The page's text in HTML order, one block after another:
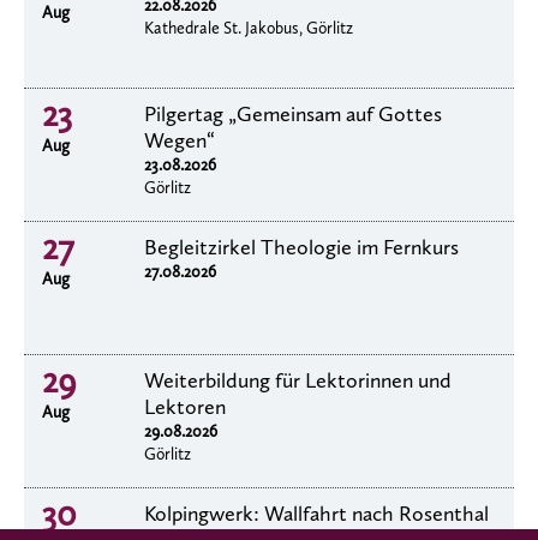
Aug
22.08.2026
Kathedrale St. Jakobus, Görlitz
23
Aug
Pilgertag „Gemeinsam auf Gottes
Wegen“
23.08.2026
Görlitz
27
Aug
Begleitzirkel Theologie im Fernkurs
27.08.2026
29
Aug
Weiterbildung für Lektorinnen und
Lektoren
29.08.2026
Görlitz
30 Kolpingwerk: Wallfahrt nach Rosenthal